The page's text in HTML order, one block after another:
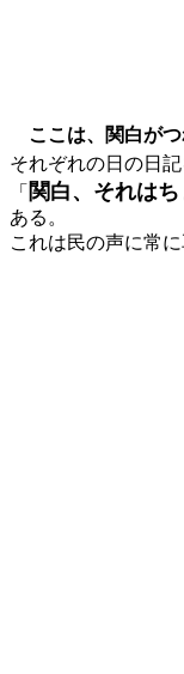
ここは、関白がつ
それぞれの日の日
「 関白、それは
ある。
これは民の声に常